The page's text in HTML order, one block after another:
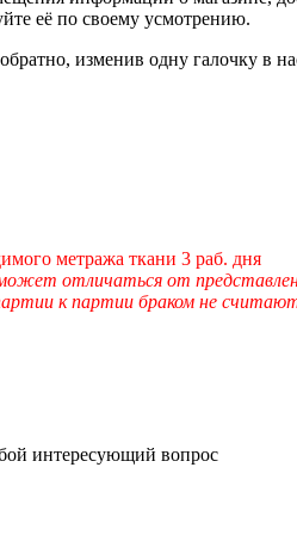
её по своему усмотрению.
изменив одну галочку в
метража ткани 3 раб. дня
отличаться от
к партии браком не
интересующий вопрос